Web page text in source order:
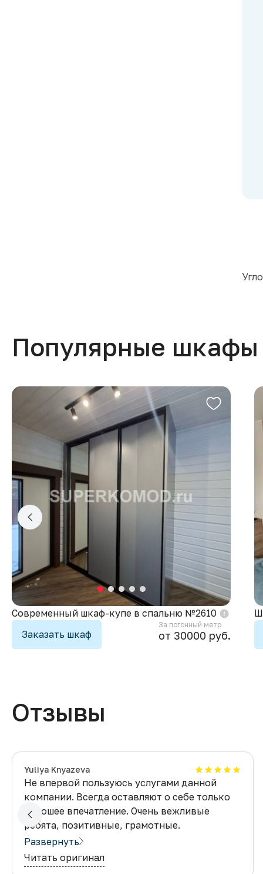
Популярные шкафы
Современный шкаф-купе в спальню №2610
Заказать шкаф
За погонный метр
от 30000 руб.
Отзывы
Yuliya Knyazeva
Не впервой пользуюсь услугами данной
компании. Всегда оставляют о себе только
хорошее впечатление. Очень вежливые
ребята, позитивные, грамотные.
Клиентоориентированность на высшем
уровне. Все сроки соблюдают) Все очень
качественно, а цена не кусается, что не
Развернуть
Читать оригинал